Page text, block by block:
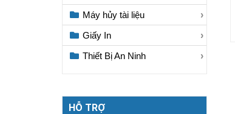
Máy hủy tài liệu
Giấy In
Thiết Bị An Ninh
HỖ TRỢ